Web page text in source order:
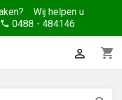
Wij helpen u
phone 0488 - 484146
shopping_cart
